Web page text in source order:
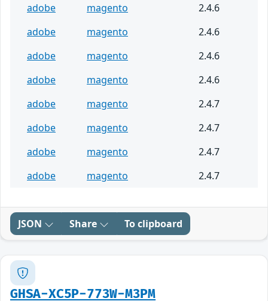
adobe magento
2.4.6
adobe
magento
2.4.6
adobe
magento
2.4.6
adobe
magento
2.4.6
adobe
magento
2.4.7
adobe
magento
2.4.7
adobe
magento
2.4.7
adobe
magento 2.4.7
JSON Share To clipboard
GHSA-XC5P-773W-M3PM